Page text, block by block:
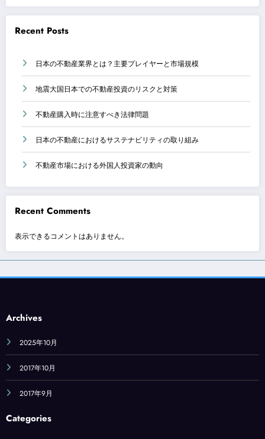
Recent Posts
日本の不動産業界とは？主要プレイヤーと市場規模
地震大国日本での不動産投資のリスクと対策
不動産購入時に注意すべき法律問題
日本の不動産におけるサステナビリティの取り組み
不動産市場における外国人投資家の動向
Recent Comments
表示できるコメントはありません。
Archives
2025年10月
2017年10月
2017年9月
Categories